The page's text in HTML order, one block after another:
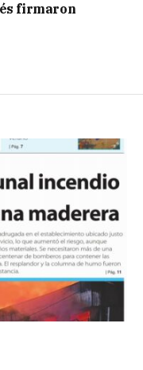
firmaron